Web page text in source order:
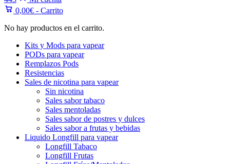
0,00€ - Carrito
No hay productos en el carrito.
Kits y Mods para vapear
PODs para vapear
Remplazos Pods
Resistencias
Sales de nicotina para vapear
Sin nicotina
Sales sabor tabaco
Sales mentoladas
Sales sabor de postres y dulces
Sales sabor a frutas y bebidas
Liquido Longfill para vapear
Longfill Tabaco
Longfill Frutas